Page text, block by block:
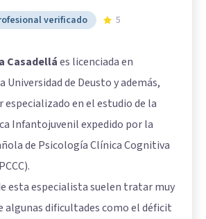
verificado 5
Casadelláes licenciada en
Universidad de Deusto y además,
especializado en el estudio de la
Infantojuvenil expedido por la
de Psicología Clínica Cognitiva
esta especialista suelen tratar muy
dificultades como el déficit